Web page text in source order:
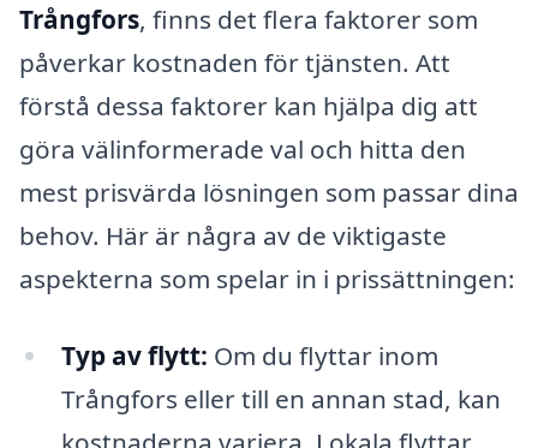
Trångfors, finns det flera faktorer som
påverkar kostnaden för tjänsten. Att
förstå dessa faktorer kan hjälpa dig att
göra välinformerade val och hitta den
mest prisvärda lösningen som passar dina
behov. Här är några av de viktigaste
aspekterna som spelar in i prissättningen:
Typ av flytt: Om du flyttar inom
Trångfors eller till en annan stad, kan